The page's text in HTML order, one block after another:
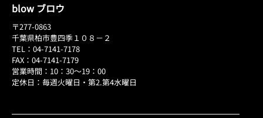
blow ブロウ
〒277-0863
千葉県柏市豊四季１０８－２
TEL：04-7141-7178
FAX：04-7141-7179
営業時間：10：30～19：00
定休日：毎週火曜日・第2.第4水曜日